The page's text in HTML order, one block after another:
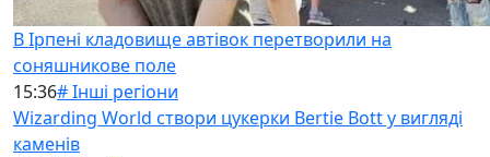
В Ірпені кладовище автівок перетворили на
соняшникове поле
15:36# Інші регіони
Wizarding World створи цукерки Bertie Bott у вигляді
каменів